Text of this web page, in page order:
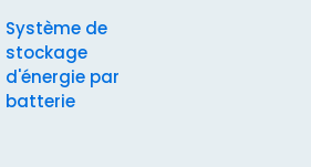
Système de
stockage
d'énergie par
batterie